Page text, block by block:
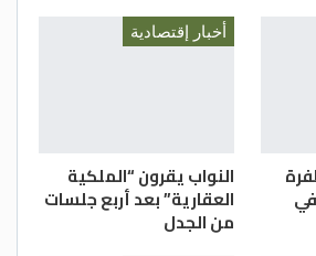
أخبار إقتصادية
النواب يقرون “الملكية
العقارية” بعد أربع جلسات
من الجدل